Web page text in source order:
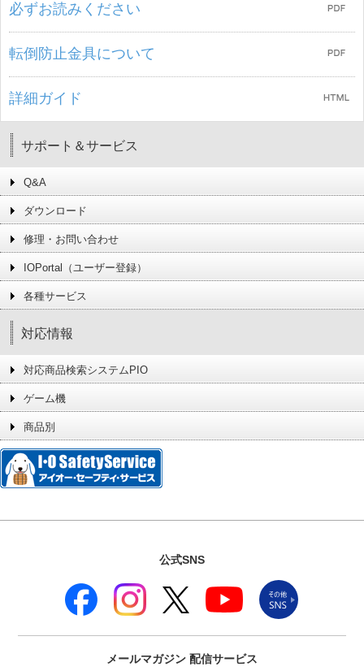
必ずお読みください
転倒防止金具について
詳細ガイド
サポート＆サービス
Q&A
ダウンロード
修理・お問い合わせ
IOPortal（ユーザー登録）
各種サービス
対応情報
対応商品検索システムPIO
ゲーム機
商品別
公式SNS
メールマガジン 配信サービス